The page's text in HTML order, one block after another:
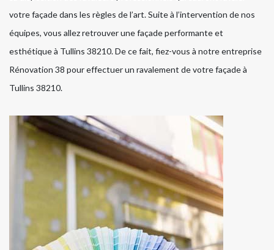
votre façade dans les règles de l’art. Suite à l’intervention de nos
équipes, vous allez retrouver une façade performante et
esthétique à Tullins 38210. De ce fait, fiez-vous à notre entreprise
Rénovation 38 pour effectuer un ravalement de votre façade à
Tullins 38210.